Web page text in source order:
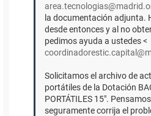
la documentación adjunta.
desde entonces y al no
pedimos ayuda a ustedes <
Solicitamos el archivo de
portátiles de la Dotación
PORTÁTILES 15".
seguramente corrija el